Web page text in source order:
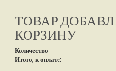
ТОВАР
КОРЗИНУ
Количество
Итого, к оплате: